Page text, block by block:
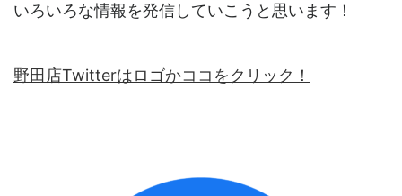
いろいろな情報を発信していこうと思います！
野田店Twitterはロゴかココをクリック！